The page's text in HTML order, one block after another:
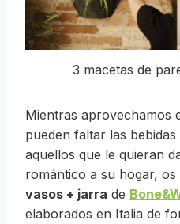
3 macetas de
Mientras aprovechamos
pueden faltar las
aquellos que le quieran
romántico a su hogar, os
vasos + jarra de
elaborados en Italia de